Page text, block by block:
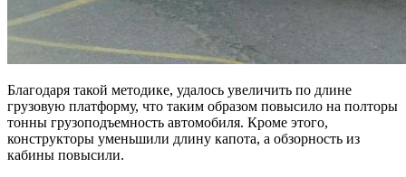
Благодаря такой методике, удалось увеличить по длине
грузовую платформу, что таким образом повысило на полторы
тонны грузоподъемность автомобиля. Кроме этого,
конструкторы уменьшили длину капота, а обзорность из
кабины повысили.